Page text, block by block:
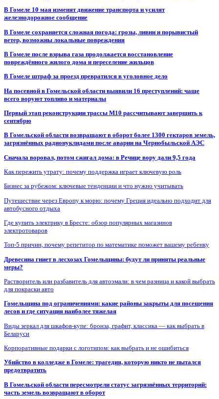
В Гомеле 10 мая изменят движение транспорта и усилят
железнодорожное сообщение
В Гомеле сохраняется сложная погода: грозы, ливни и порывистый
ветер, возможны локальные повреждения
В Гомеле после взрыва газа продолжается восстановление
повреждённого жилого дома и переселение жильцов
В Гомеле штраф за проезд превратился в уголовное дело
На посевной в Гомельской области выявили 16 преступлений: чаще
всего воруют топливо и материалы
Первый этап реконструкции трассы М10 рассчитывают завершить к
сентябрю
В Гомельской области возвращают в оборот более 1300 гектаров земель,
загрязнённых радионуклидами после аварии на Чернобыльской АЭС
Сначала воровал, потом сжигал дома: в Речице вору дали 9,5 года
Как пережить утрату: почему поддержка играет ключевую роль
Бизнес за рубежом: ключевые тенденции и что нужно учитывать
Путешествие через Европу к морю: почему Греция идеально подходит для
автобусного отдыха
Где купить электрику в Бресте: обзор популярных магазинов
электротоваров
Топ-5 причин, почему репетитор по математике поможет вашему ребенку
Древесина гниет в лесхозах Гомельщины: будут ли приняты реальные
меры?
Растворитель или разбавитель для автоэмали: в чем разница и какой выбрать
для покраски авто
Гомельщина под ограничениями: какие районы закрыты для посещения
лесов и где ситуация наиболее тяжелая
Виды зеркал для шкафов-купе: бронза, графит, классика — как выбрать в
Беларуси
Корпоративные подарки с логотипом: как выбрать и не ошибиться
Убийство в колледже в Гомеле: трагедия, которую никто не пытался
предотвратить
В Гомельской области пересмотрели статус загрязнённых территорий:
часть земель возвращают в оборот